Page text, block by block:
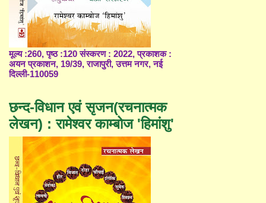
मूल्य :260, पृष्ठ :120 संस्करण : 2022, प्रकाशक :
अयन प्रकाशन, 19/39, राजापुरी, उत्तम नगर, नई
दिल्ली-110059
छन्द-विधान एवं सृजन(रचनात्मक
लेखन) : रामेश्वर काम्बोज 'हिमांशु'